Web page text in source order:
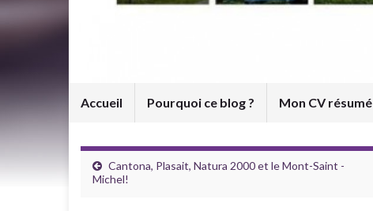
Accueil Pourquoi ce blog ? Mon CV résumé
Cantona, Plasait, Natura 2000 et le Mont-Saint -
Michel!